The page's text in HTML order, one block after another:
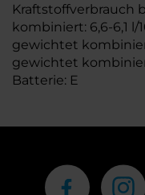
Kraftstoffverbrauch
kombiniert: 6,6-6,1 l/
gewichtet
gewichtet
Batterie: E